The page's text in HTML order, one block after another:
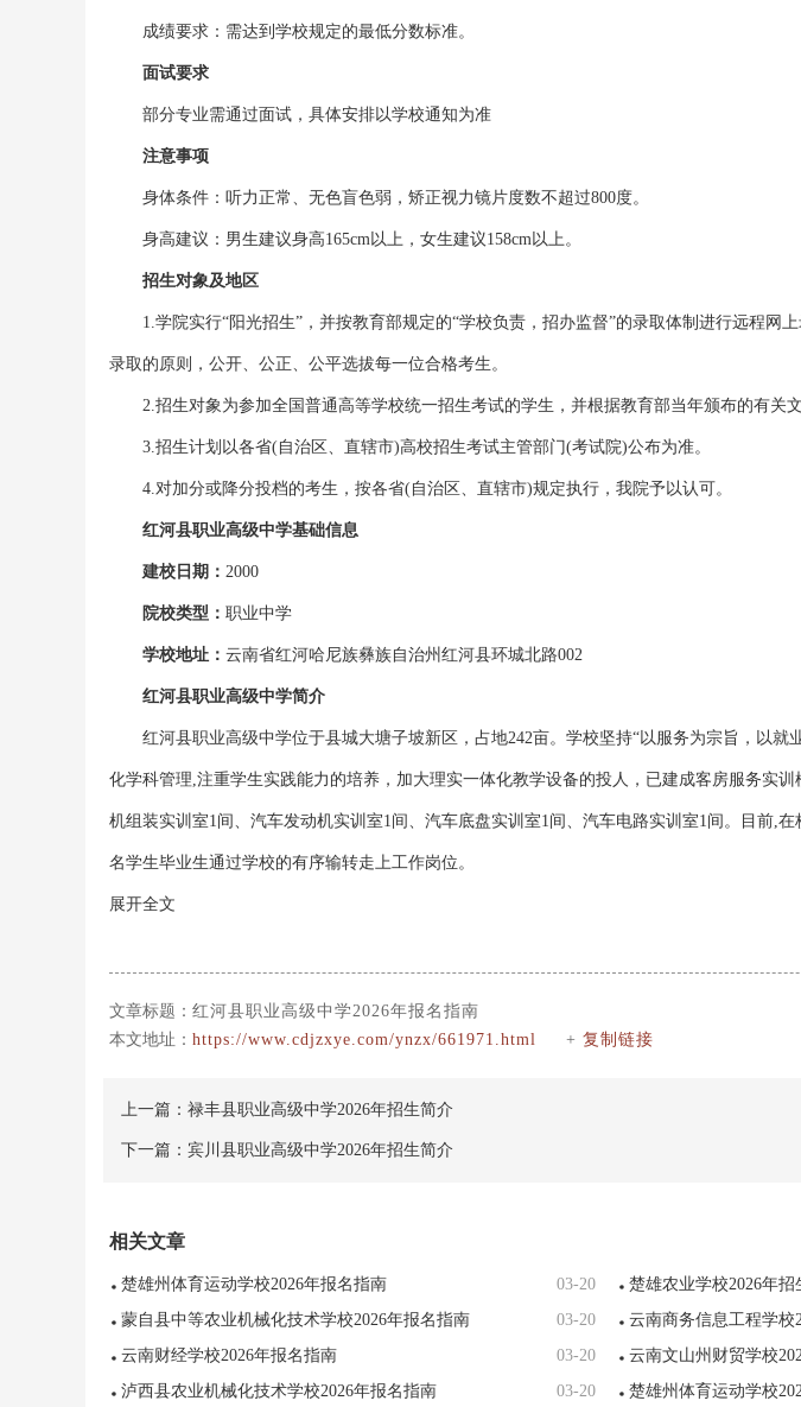
成绩要求：需达到学校规定的最低分数标准。
面试要求
部分专业需通过面试，具体安排以学校通知为准
注意事项
身体条件：听力正常、无色盲色弱，矫正视力镜片度数不超过800度。
身高建议：男生建议身高165cm以上，女生建议158cm以上。
招生对象及地区
1.学院实行“阳光招生”，并按教育部规定的“学校负责，招办监督”的录取体制进行远程网
录取的原则，公开、公正、公平选拔每一位合格考生。
2.招生对象为参加全国普通高等学校统一招生考试的学生，并根据教育部当年颁布的有关文
3.招生计划以各省(自治区、直辖市)高校招生考试主管部门(考试院)公布为准。
4.对加分或降分投档的考生，按各省(自治区、直辖市)规定执行，我院予以认可。
红河县职业高级中学基础信息
建校日期： 2000
院校类型： 职业中学
学校地址： 云南省红河哈尼族彝族自治州红河县环城北路002
红河县职业高级中学简介
红河县职业高级中学位于县城大塘子坡新区，占地242亩。学校坚持“以服务为宗旨，以就
化学科管理,注重学生实践能力的培养，加大理实一体化教学设备的投人，已建成客房服务实
机组装实训室1间、汽车发动机实训室1间、汽车底盘实训室1间、汽车电路实训室1间。目前,
名学生毕业生通过学校的有序输转走上工作岗位。
展开全文
文章标题： 红河县职业高级中学2026年报名指南
本文地址： https://www.cdjzxye.com/ynzx/661971.html + 复制链接
上一篇： 禄丰县职业高级中学2026年招生简介
下一篇： 宾川县职业高级中学2026年招生简介
相关文章
楚雄州体育运动学校2026年报名指南 03-20 楚雄农业学校2026年
蒙自县中等农业机械化技术学校2026年报名指南
03-20 云南商务信息工程学校
云南财经学校2026年报名指南
03-20 云南文山州财贸学校
泸西县农业机械化技术学校2026年报名指南
03-20 楚雄州体育运动学校